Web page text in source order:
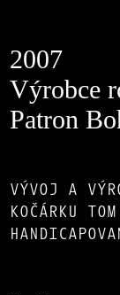
2007
Výrobce
Patron
VÝVOJ A
KOČÁRKU